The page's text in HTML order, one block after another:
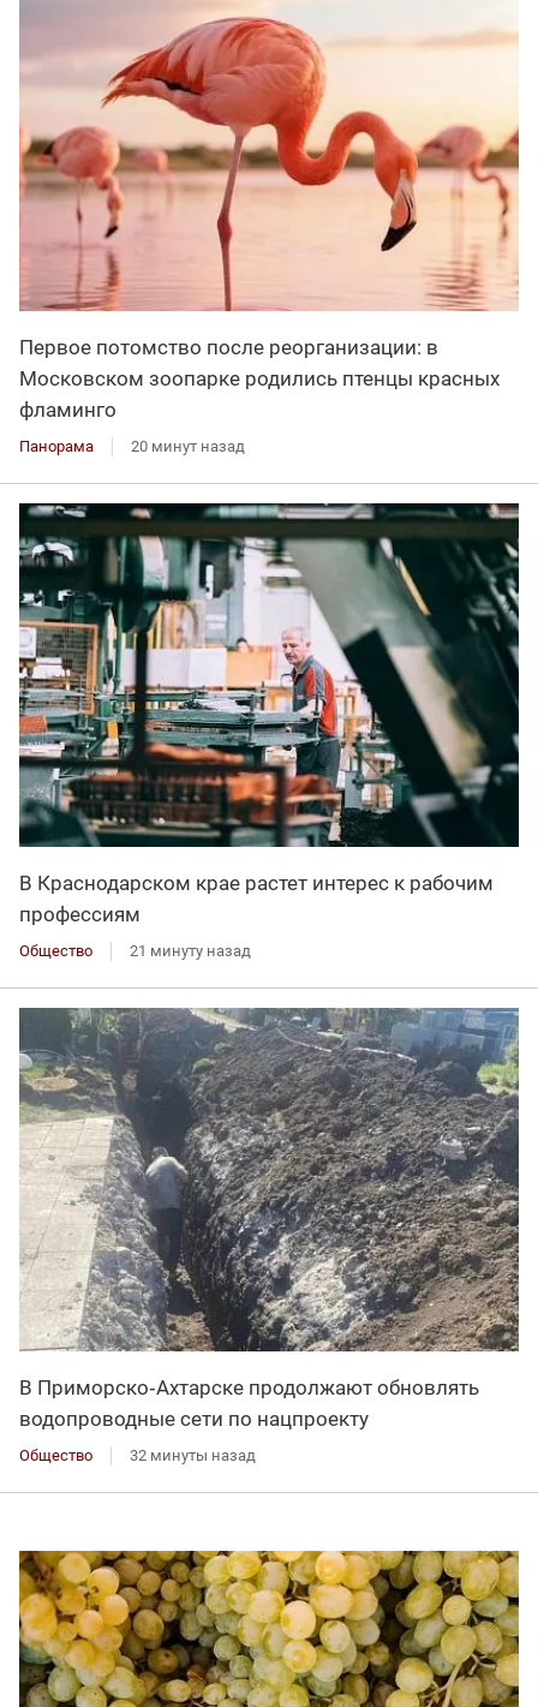
Первое потомство после реорганизации: в
Московском зоопарке родились птенцы красных
фламинго
Панорама 20 минут назад
В Краснодарском крае растет интерес к рабочим
профессиям
Общество 21 минуту назад
В Приморско‑Ахтарске продолжают обновлять
водопроводные сети по нацпроекту
Общество 32 минуты назад